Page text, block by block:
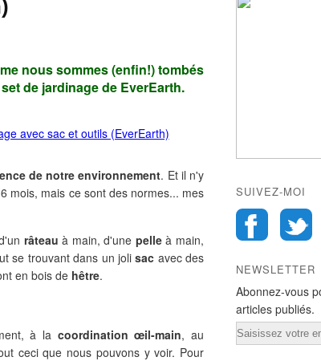
nous sommes (enfin!) tombés
de jardinage de EverEarth.
de notre environnement. Et il n'y
mois, mais ce sont des normes... mes
râteauà main, d'une pelleà main,
se trouvant dans un jolisac avec des
en bois de hêtre.
à la coordination œil-main, au
ceci que nous pouvons y voir. Pour
SUIVEZ-MOI
NEWSLETTER
Abonnez-vous
articles publiés.
Email